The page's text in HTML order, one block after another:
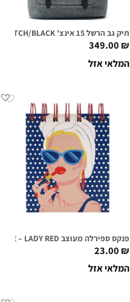
תיק גב הרשל 15 אינצ' L.AMERICA – RAVEN CROSSHATCH/BLACK
349.00₪
המלאי אזל
פנקס ספירלה מעוצב FIRST CLASS LOUNGE – LADY RED
23.00₪
המלאי אזל